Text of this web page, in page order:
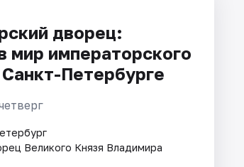
дворец:
мир императорского
Петербурге
Великого Князя Владимира